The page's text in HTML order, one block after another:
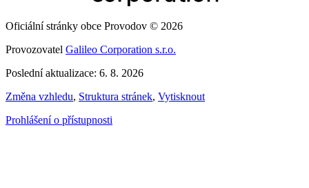
Oficiální stránky obce Provodov © 2026
Provozovatel Galileo Corporation s.r.o.
Poslední aktualizace: 6. 8. 2026
Změna vzhledu, Struktura stránek, Vytisknout
Prohlášení o přístupnosti